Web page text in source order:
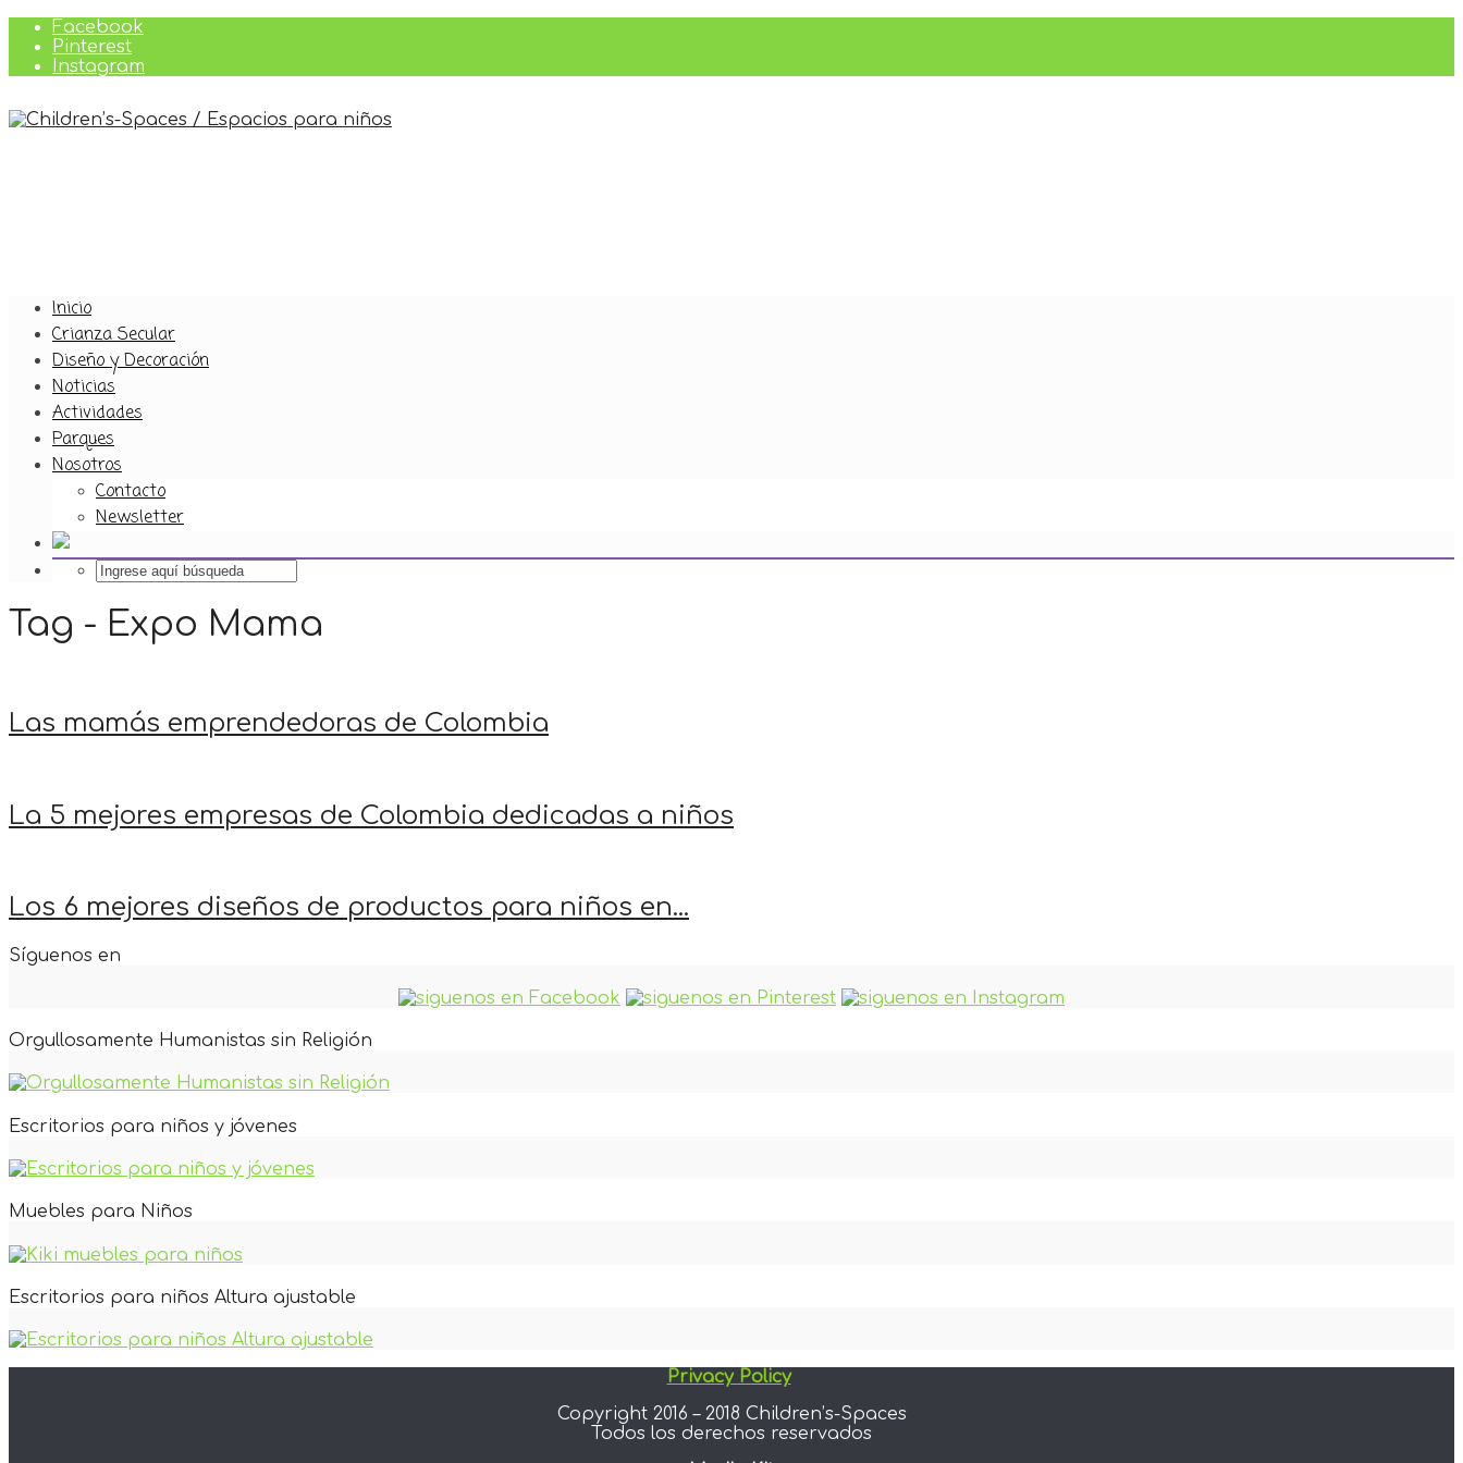
Facebook
Pinterest
Instagram
Inicio
Crianza Secular
Diseño y Decoración
Noticias
Actividades
Parques
Nosotros
Contacto
Newsletter
Tag - Expo Mama
Las mamás emprendedoras de Colombia
La 5 mejores empresas de Colombia dedicadas a niños
Los 6 mejores diseños de productos para niños en...
Síguenos en
Orgullosamente Humanistas sin Religión
Escritorios para niños y jóvenes
Muebles para Niños
Escritorios para niños Altura ajustable
Privacy Policy
Copyright 2016 – 2018 Children’s-Spaces
Todos los derechos reservados